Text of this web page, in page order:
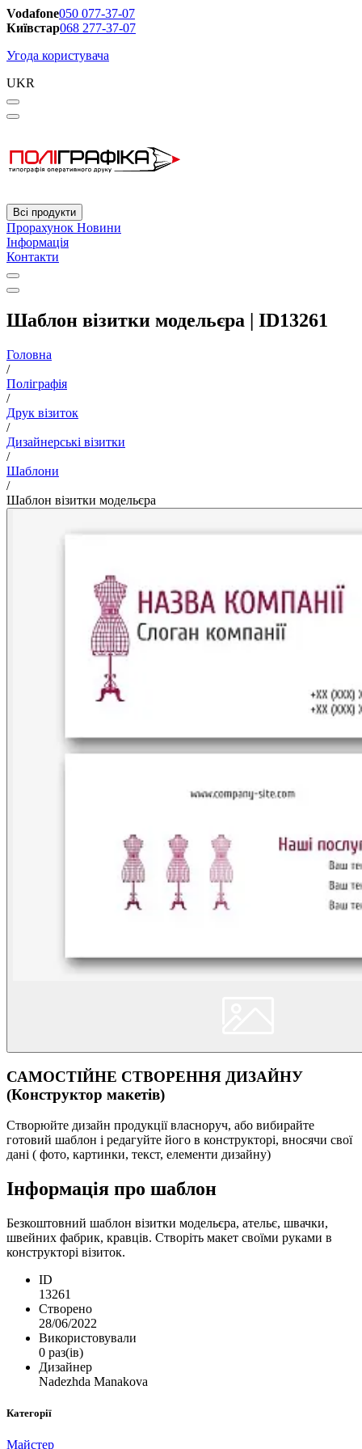
Vodafone050 077-37-07
Київстар068 277-37-07
Угода користувача
UKR
Всі продукти
Прорахунок Новини
Інформація
Контакти
Шаблон візитки модельєра | ID13261
Головна
/
Поліграфія
/
Друк візиток
/
Дизайнерські візитки
/
Шаблони
/
Шаблон візитки модельєра
САМОСТІЙНЕ СТВОРЕННЯ ДИЗАЙНУ
(Конструктор макетів)
Створюйте дизайн продукції власноруч, або вибирайте
готовий шаблон і редагуйте його в конструкторі, вносячи свої
дані ( фото, картинки, текст, елементи дизайну)
Інформація про шаблон
Безкоштовний шаблон візитки модельєра, ательє, швачки,
швейних фабрик, кравців. Створіть макет своїми руками в
конструкторі візиток.
ID
13261
Створено
28/06/2022
Використовували
0 раз(ів)
Дизайнер
Nadezhda Manakova
Категорії
Майстер